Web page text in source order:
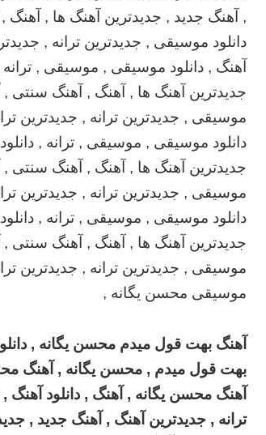
آهنگ بهت قول میدم محسن یگانه ,
بهت قول میدم , محسن یگانه , آهنگ
آهنگ محسن یگانه , آهنگ , دانلود آهنگ
ترانه , جدیدترین آهنگ , آهنگ جدید ,